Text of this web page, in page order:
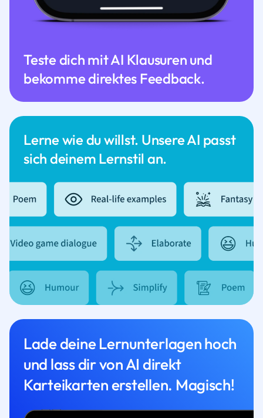
Lerne wie du willst. Unsere AI passt
sich deinem Lernstil an.
Teste dich mit AI Klausuren und
bekomme direktes Feedback.
Lade deine Lernunterlagen hoch
und lass dir von AI direkt
Karteikarten erstellen. Magisch!